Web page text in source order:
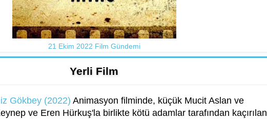
21 Ekim 2022 Film Gündemi
Yerli Film
Gökbey (2022) Animasyon filminde, küçük Mucit Aslan ve
ve Eren Hürkuş'la birlikte kötü adamlar tarafından kaçırılan